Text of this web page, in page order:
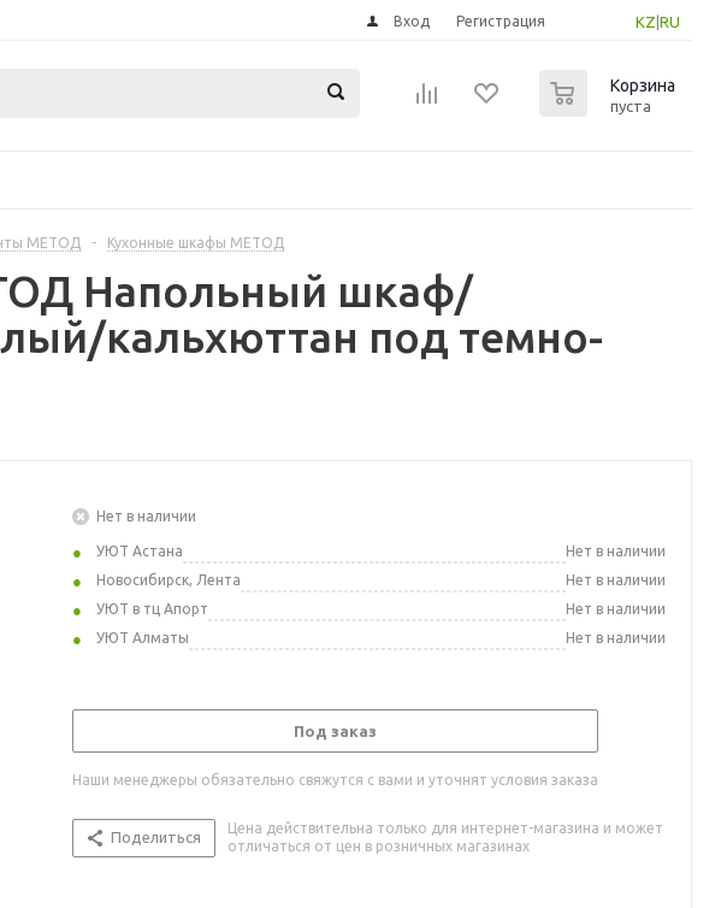
KZ RU
Вход Регистрация
Корзина
пуста
МЕТОД - Кухонные шкафы МЕТОД
Напольный шкаф/
кальхюттан под темно-
Нет в наличии
УЮТ Астана
Нет в наличии
Новосибирск, Лента
Нет в наличии
УЮТ в тц Апорт
Нет в наличии
УЮТ Алматы
Нет в наличии
Под заказ
Наши менеджеры обязательно свяжутся с вами и уточнят условия заказа
Поделиться
Цена действительна только для интернет-магазина и может
отличаться от цен в розничных магазинах